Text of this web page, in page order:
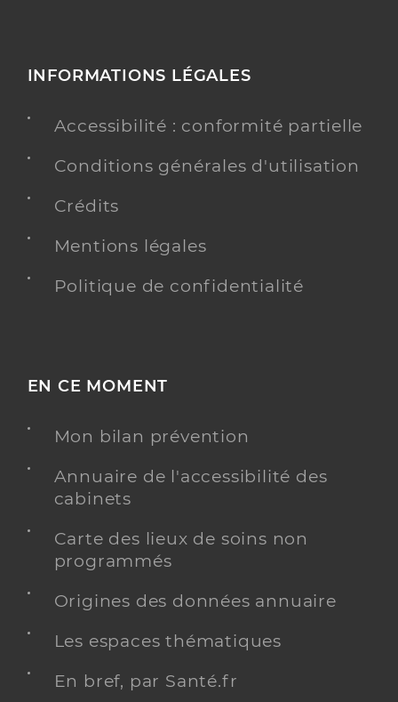
INFORMATIONS LÉGALES
Accessibilité : conformité partielle
Conditions générales d'utilisation
Crédits
Mentions légales
Politique de confidentialité
EN CE MOMENT
Mon bilan prévention
Annuaire de l'accessibilité des
cabinets
Carte des lieux de soins non
programmés
Origines des données annuaire
Les espaces thématiques
En bref, par Santé.fr